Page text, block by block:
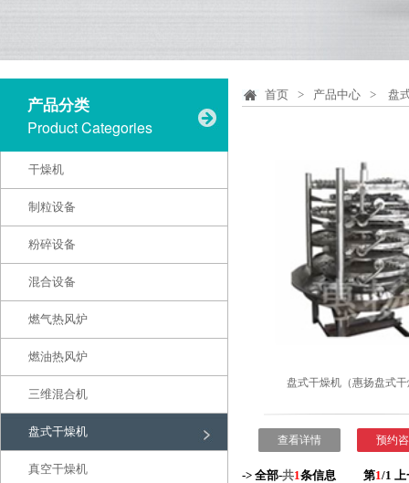
产品分类
Product Categories
干燥机
制粒设备
粉碎设备
混合设备
燃气热风炉
燃油热风炉
三维混合机
盘式干燥机
真空干燥机
首页 > 产品中心 > 盘
盘式干燥机（惠扬盘式
查看详情 预约
-> 全部-共1条信息 第1/1